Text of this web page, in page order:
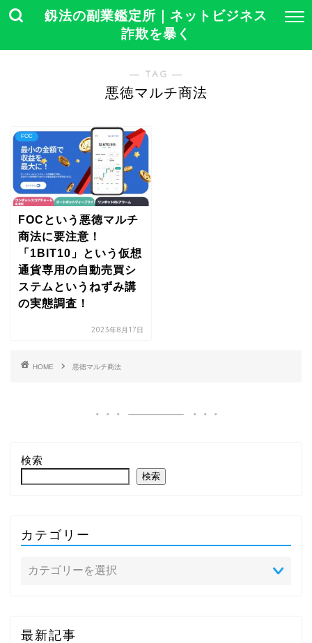
釼法の副業鑑定所｜ネットビジネス
詐欺を暴く
― TAG ―
悪徳マルチ商法
FOC
FOCという悪徳マルチ
商法に要注意！
「1BIT10」という仮想
通貨専用の自動売買シ
ステムというねずみ講
の実態調査！
2023年8月17日
HOME 悪徳マルチ商法
検索
検索
カテゴリー
最新記事